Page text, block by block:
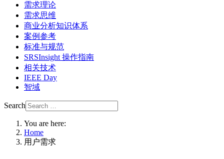
需求理论
需求思维
商业分析知识体系
案例参考
标准与规范
SRSInsight 操作指南
相关技术
IEEE Day
智域
Search
You are here:
Home
用户需求